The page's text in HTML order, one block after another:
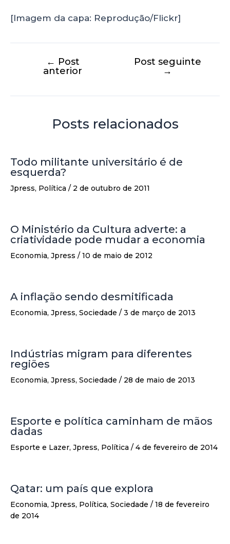
[Imagem da capa: Reprodução/Flickr]
← Post
anterior
Post seguinte
→
Posts relacionados
Todo militante universitário é de
esquerda?
Jpress, Política / 2 de outubro de 2011
O Ministério da Cultura adverte: a
criatividade pode mudar a economia
Economia, Jpress / 10 de maio de 2012
A inflação sendo desmitificada
Economia, Jpress, Sociedade / 3 de março de 2013
Indústrias migram para diferentes
regiões
Economia, Jpress, Sociedade / 28 de maio de 2013
Esporte e política caminham de mãos
dadas
Esporte e Lazer, Jpress, Política / 4 de fevereiro de 2014
Qatar: um país que explora
Economia, Jpress, Política, Sociedade / 18 de fevereiro
de 2014